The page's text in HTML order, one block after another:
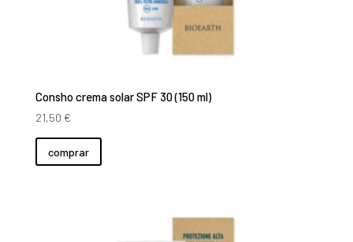
Consho crema solar SPF 30 (150 ml)
21,50 €
comprar